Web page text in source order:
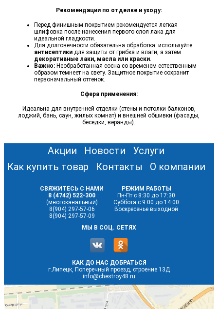
Рекомендации по отделке и уходу:
Перед финишным покрытием рекомендуется легкая
шлифовка после нанесения первого слоя лака для
идеальной гладкости.
Для долговечности обязательна обработка: используйте
антисептикидля защиты от грибка и влаги, а затем
декоративные лаки, масла или краски.
Важно:Необработанная сосна со временем естественным
образом темнеет на свету. Защитное покрытие сохранит
первоначальный оттенок.
Сфера применения:
Идеальна для внутренней отделки (стены и потолки балконов,
лоджий, бань, саун, жилых комнат) и внешней обшивки (фасады,
беседки, веранды).
Акции Новости
Услуги
Как купить товар
Контакты О компании
СВЯЖИТЕСЬ С НАМИ
8 (4742) 522-300
(многоканальный)
8(904) 297-57-06
8(904) 297-57-09
РЕЖИМ РАБОТЫ
Пн-Пт с 8:30 до 17:30
Суббота с 9:00 до 14:00
Воскресенье выходной
МЫ В СОЦ. СЕТЯХ
КАК ДО НАС ДОБРАТЬСЯ
г.Липецк, Поперечный проезд, строение 13Д
info@chestroy48.ru